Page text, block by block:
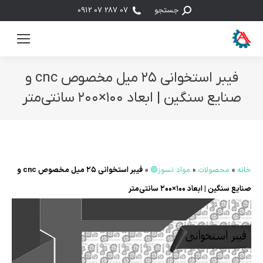
جستجو:جستجو 07 287 07 0912
فیبر استخوانی ۲۵ میل مخصوص cnc و
صنایع سنگین | ابعاد ۱۰۰×۲۰۰ سانتی‌متر
خانه » محصولات » مواد نسوز🟢 »
فیبر استخوانی ۲۵ میل مخصوص cnc و
صنایع سنگین | ابعاد ۱۰۰×۲۰۰ سانتی‌متر